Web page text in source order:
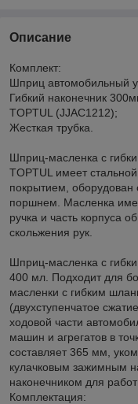
Описание
Комплект:
Шприц автомобильный
Гибкий наконечник
TOPTUL (JJAC1212);
Жесткая трубка.
Шприц-масленка с
TOPTUL имеет
покрытием,
поршнем. Масленка
ручка и часть корпуса
скольжения рук.
Шприц-масленка с
400 мл. Подходит для
масленки с гибким
(двухступенчатое
ходовой части
машин и агрегатов в
составляет 365 мм,
кулачковым зажимным
наконечником для
Комплектация: